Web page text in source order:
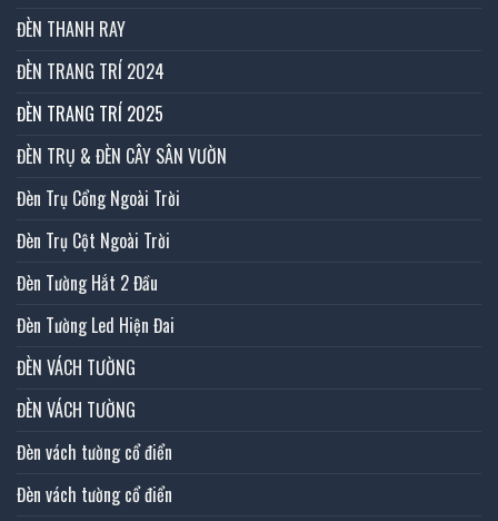
ĐÈN THANH RAY
ĐÈN TRANG TRÍ 2024
ĐÈN TRANG TRÍ 2025
ĐÈN TRỤ & ĐÈN CÂY SÂN VƯỜN
Đèn Trụ Cổng Ngoài Trời
Đèn Trụ Cột Ngoài Trời
Đèn Tường Hắt 2 Đầu
Đèn Tường Led Hiện Đai
ĐÈN VÁCH TƯỜNG
ĐÈN VÁCH TƯỜNG
Đèn vách tường cổ điển
Đèn vách tường cổ điển